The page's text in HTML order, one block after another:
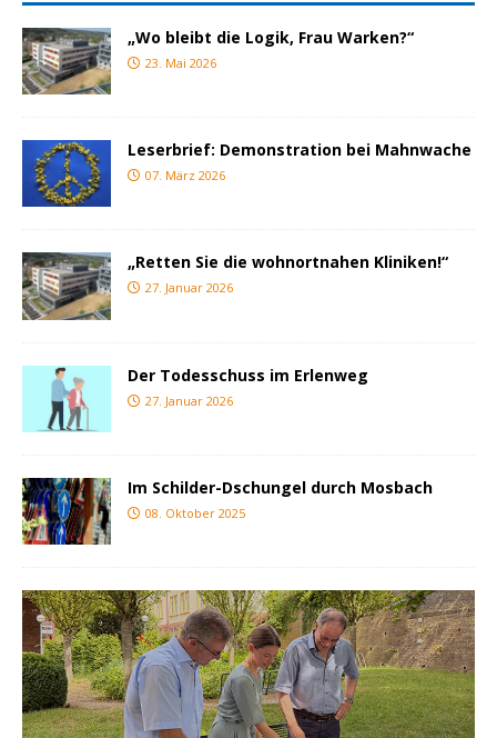
„Wo bleibt die Logik, Frau Warken?“
23. Mai 2026
Leserbrief: Demonstration bei Mahnwache
07. März 2026
„Retten Sie die wohnortnahen Kliniken!“
27. Januar 2026
Der Todesschuss im Erlenweg
27. Januar 2026
Im Schilder-Dschungel durch Mosbach
08. Oktober 2025